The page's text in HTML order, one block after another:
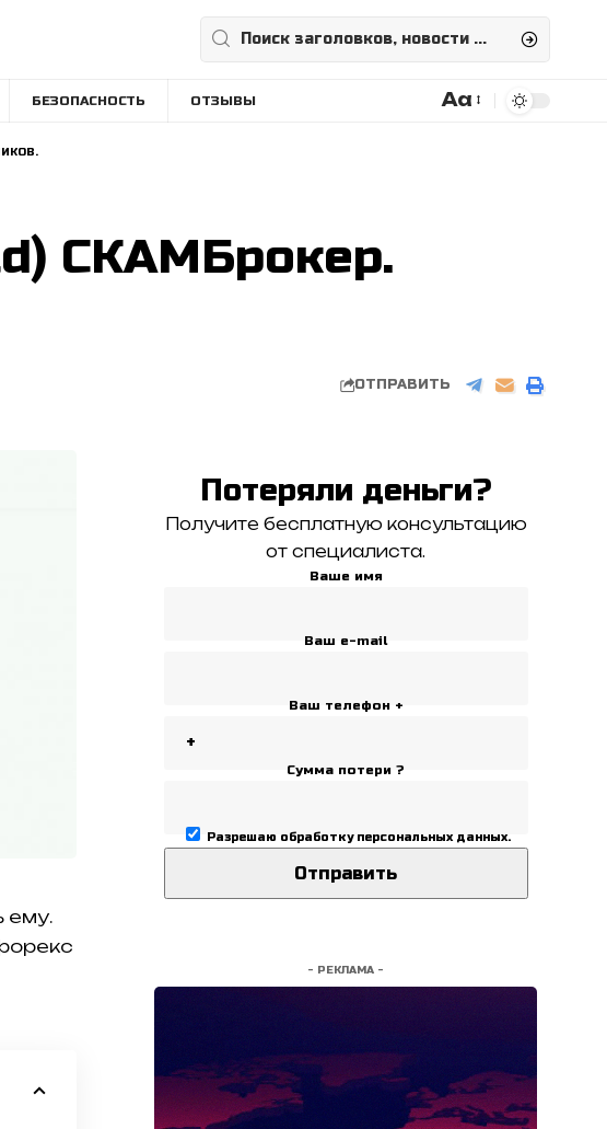
БЕЗОПАСНОСТЬ ОТЗЫВЫ
Размера
Aa
СКАМБрокер.
ОТПРАВИТЬ
ему.
Потеряли деньги?
Получите бесплатную консультацию
от специалиста.
Ваше имя
Ваш e-mail
Ваш телефон +
Сумма потери ?
Разрешаю обработку персональных данных.
- РЕКЛАМА -